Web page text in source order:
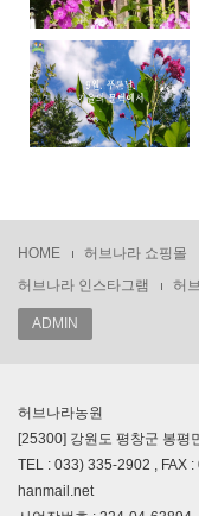
HOME 허브나라 쇼핑몰
허브나라 인스타그램
허
ADMIN
허브나라농원
[25300] 강원도 평창군 봉평
TEL : 033) 335-2902 , FAX
hanmail.net